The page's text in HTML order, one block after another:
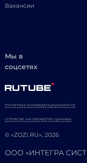
Вакансии
Мы в
соцсетях
© «ZOZI.RU», 2026
ПОЛИТИКА КОНФИДЕНЦИАЛЬНОСТИ
СОГЛАСИЕ НА ОБРАБОТКУ ДАННЫХ
ООО «ИНТЕГРА